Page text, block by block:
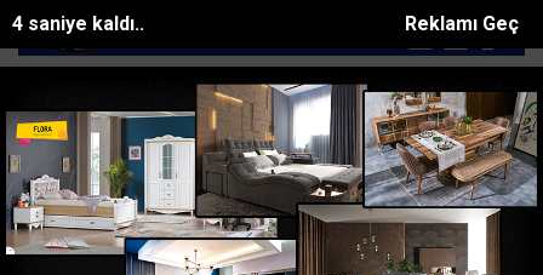
Reklamı Geç
3 saniye kaldı..
SON DAKİKA:
Mersinde uyuşturucu taciri 4 şüpheli yakalanı... ALTSO Başkanı
Bolu Haberleri